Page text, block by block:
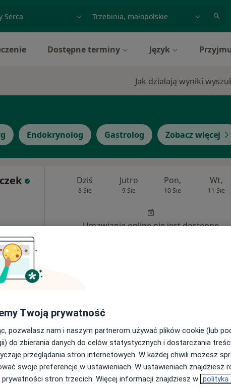
Dostępne terminy Język
Jak działają wyniki
Endokrynolog Gastrolog Zobacz więcej
250 zł
Dziś
8 Sie
Jutro
9 Sie
Pon,
10 Sie
Wt,
11 Sie
Umawianie online nie jest dostępne
Dziś
8 Sie
Jutro
9 Sie
Pon,
10 Sie
Wt,
11 Sie
Umawianie online nie jest dostępne
Twoją prywatność
pozwalasz nam i naszym partnerom używać plików cookie (lub
do zbierania danych do celów statystycznych i dostarczania
przeglądania stron internetowych. W każdej chwili możesz
swoje preferencje w ustawieniach. W ustawieniach znajdziesz
prywatności stron trzecich. Więcej informacji znajdziesz w polityka